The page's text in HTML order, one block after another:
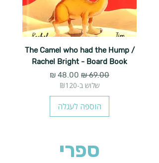
The Camel who had the Hump /
Rachel Bright - Board Book
מחיר רגיל מחיר מבצע
שלוש ב-₪120
הוספה לעגלה
ספרי